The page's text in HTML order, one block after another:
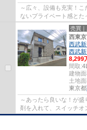
～広々、設備も充実！こだわりの全
ないプライベート感と
売買
西東
西武
西武
8,299
間取:
建物
土地
東京都
～あったら良いな！が盛りだくさ
剤を入れて、スイッチ
空いた時間で家族との団